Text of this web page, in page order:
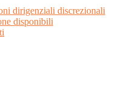
dirigenziali discrezionali
disponibili